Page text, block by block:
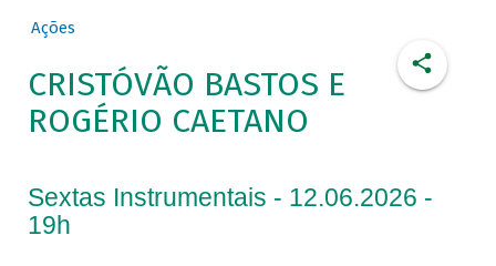
Ações
CRISTÓVÃO BASTOS E
ROGÉRIO CAETANO
Sextas Instrumentais - 12.06.2026 -
19h